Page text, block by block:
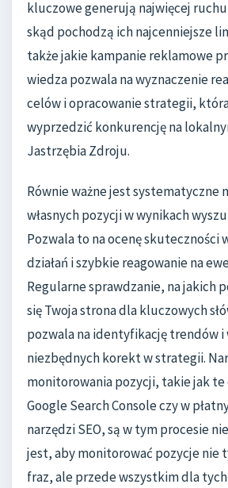
kluczowe generują najwięcej
skąd pochodzą ich najcenniejsze
także jakie kampanie reklamowe
wiedza pozwala na wyznaczenie
celów i opracowanie strategii,
wyprzedzić konkurencję na
Jastrzębia Zdroju.
Równie ważne jest systematyczne
własnych pozycji w wynikach
Pozwala to na ocenę skuteczności
działań i szybkie reagowanie na
Regularne sprawdzanie, na jakich
się Twoja strona dla kluczowych
pozwala na identyfikację trendów
niezbędnych korekt w strategii.
monitorowania pozycji, takie jak
Google Search Console czy w
narzędzi SEO, są w tym procesie
jest, aby monitorować pozycje nie
fraz, ale przede wszystkim dla